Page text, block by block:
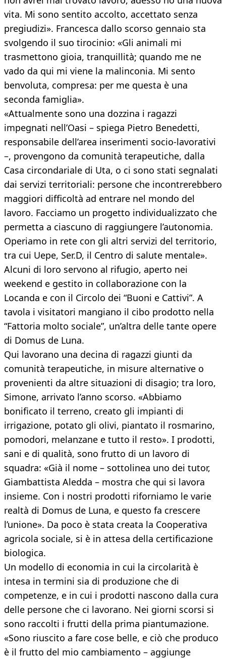
vita. Mi sono sentito accolto, accettato senza
pregiudizi». Francesca dallo scorso gennaio sta
svolgendo il suo tirocinio: «Gli animali mi
trasmettono gioia, tranquillità; quando me ne
vado da qui mi viene la malinconia. Mi sento
benvoluta, compresa: per me questa è una
seconda famiglia».
«Attualmente sono una dozzina i ragazzi
impegnati nell’Oasi – spiega Pietro Benedetti,
responsabile dell’area inserimenti socio-lavorativi
–, provengono da comunità terapeutiche, dalla
Casa circondariale di Uta, o ci sono stati segnalati
dai servizi territoriali: persone che incontrerebbero
maggiori difficoltà ad entrare nel mondo del
lavoro. Facciamo un progetto individualizzato che
permetta a ciascuno di raggiungere l’autonomia.
Operiamo in rete con gli altri servizi del territorio,
tra cui Uepe, Ser.D, il Centro di salute mentale».
Alcuni di loro servono al rifugio, aperto nei
weekend e gestito in collaborazione con la
Locanda e con il Circolo dei “Buoni e Cattivi”. A
tavola i visitatori mangiano il cibo prodotto nella
“Fattoria molto sociale”, un’altra delle tante opere
di Domus de Luna.
Qui lavorano una decina di ragazzi giunti da
comunità terapeutiche, in misure alternative o
provenienti da altre situazioni di disagio; tra loro,
Simone, arrivato l’anno scorso. «Abbiamo
bonificato il terreno, creato gli impianti di
irrigazione, potato gli olivi, piantato il rosmarino,
pomodori, melanzane e tutto il resto». I prodotti,
sani e di qualità, sono frutto di un lavoro di
squadra: «Già il nome – sottolinea uno dei tutor,
Giambattista Aledda – mostra che qui si lavora
insieme. Con i nostri prodotti riforniamo le varie
realtà di Domus de Luna, e questo fa crescere
l’unione». Da poco è stata creata la Cooperativa
agricola sociale, si è in attesa della certificazione
biologica.
Un modello di economia in cui la circolarità è
intesa in termini sia di produzione che di
competenze, e in cui i prodotti nascono dalla cura
delle persone che ci lavorano. Nei giorni scorsi si
sono raccolti i frutti della prima piantumazione.
«Sono riuscito a fare cose belle, e ciò che produco
è il frutto del mio cambiamento – aggiunge